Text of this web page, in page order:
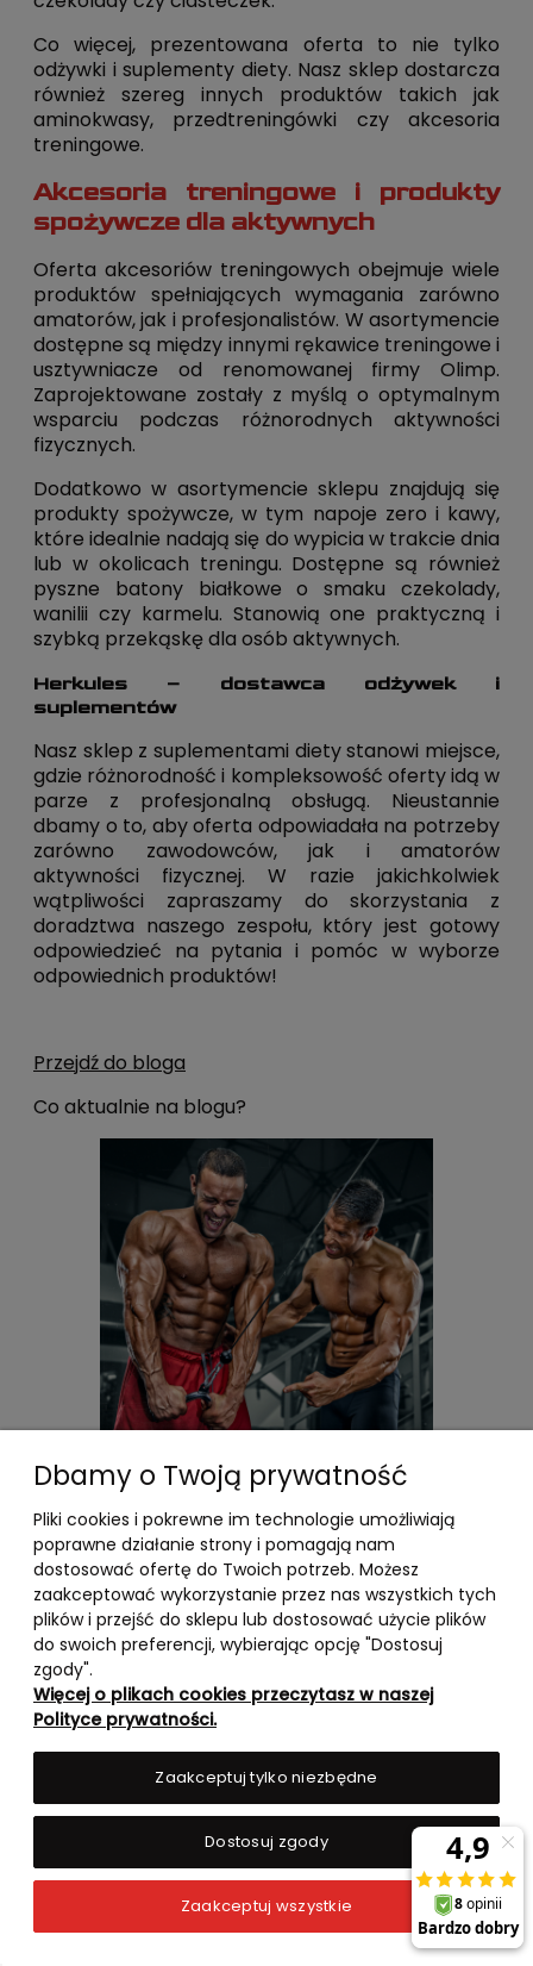
Co więcej, prezentowana oferta to nie tylko
odżywki i suplementy diety. Nasz sklep dostarcza
również szereg innych produktów takich jak
aminokwasy, przedtreningówki czy akcesoria
treningowe.
Akcesoria treningowe i produkty
spożywcze dla aktywnych
Oferta akcesoriów treningowych obejmuje wiele
produktów spełniających wymagania zarówno
amatorów, jak i profesjonalistów. W asortymencie
dostępne są między innymi rękawice treningowe i
usztywniacze od renomowanej firmy Olimp.
Zaprojektowane zostały z myślą o optymalnym
wsparciu podczas różnorodnych aktywności
fizycznych.
Dodatkowo w asortymencie sklepu znajdują się
produkty spożywcze, w tym napoje zero i kawy,
które idealnie nadają się do wypicia w trakcie dnia
lub w okolicach treningu. Dostępne są również
pyszne batony białkowe o smaku czekolady,
wanilii czy karmelu. Stanowią one praktyczną i
szybką przekąskę dla osób aktywnych.
Herkules – dostawca odżywek i
suplementów
Nasz sklep z suplementami diety stanowi miejsce,
gdzie różnorodność i kompleksowość oferty idą w
parze z profesjonalną obsługą. Nieustannie
dbamy o to, aby oferta odpowiadała na potrzeby
zarówno zawodowców, jak i amatorów
aktywności fizycznej. W razie jakichkolwiek
wątpliwości zapraszamy do skorzystania z
doradztwa naszego zespołu, który jest gotowy
odpowiedzieć na pytania i pomóc w wyborze
odpowiednich produktów!
Przejdź do bloga
Co aktualnie na blogu?
10-03-2026
-
RANKING TOP 5 – BOOSTERY
TESTOSTERONU 2026
czytaj całość »
Dbamy o Twoją prywatność
Pliki cookies i pokrewne im technologie umożliwiają
poprawne działanie strony i pomagają nam
dostosować ofertę do Twoich potrzeb. Możesz
zaakceptować wykorzystanie przez nas wszystkich tych
plików i przejść do sklepu lub dostosować użycie plików
do swoich preferencji, wybierając opcję "Dostosuj
zgody".
Więcej o plikach cookies przeczytasz w naszej
Polityce prywatności.
Zaakceptuj tylko niezbędne
Dostosuj zgody
Zaakceptuj wszystkie